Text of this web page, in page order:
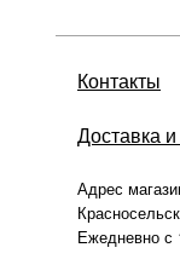
Контакты
Доставка
Адрес
Ежедневно с